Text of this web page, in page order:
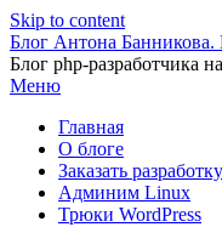
Skip to content
Блог Антона
Блог php-разработчика
Меню
Главная
О блоге
Заказать
Админим Linux
Трюки WordPress